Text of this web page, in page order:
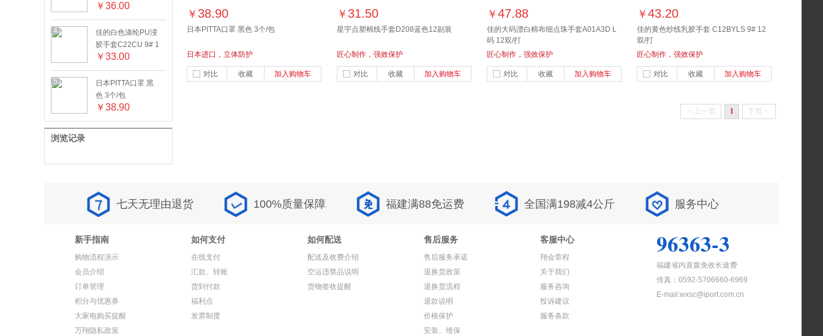
￥36.00
4
佳的白色涤纶PU浸
胶手套C22CU 9# 1
2双/打
￥33.00
5
日本PITTA口罩 黑
色 3个/包
￥38.90
浏览记录
￥ 38.90
日本PITTA口罩 黑色 3个/包
日本进口，立体防护
对比 收藏 加入购物车
￥ 31.50
星宇点塑棉线手套D208蓝色12副装
匠心制作，强效保护
对比 收藏 加入购物车
￥ 47.88
佳的大码漂白棉布细点珠手套A01A3D L
码 12双/打
匠心制作，强效保护
对比 收藏 加入购物车
￥ 43.20
佳的黄色纱线乳胶手套 C12BYLS 9# 12
双/打
匠心制作，强效保护
对比 收藏 加入购物车
< 上一页 1 下页 >
七天无理由退货 100%质量保障 福建满88免运费 全国满198减4公斤 服务中心
新手指南
购物流程演示
会员介绍
订单管理
积分与优惠券
大家电购买提醒
万翔隐私政策
如何支付
在线支付
汇款、转账
货到付款
福利点
发票制度
如何配送
配送及收费介绍
空运违禁品说明
货物签收提醒
售后服务
售后服务承诺
退换货政策
退换货流程
退款说明
价格保护
安装、维保
客服中心
翔会章程
关于我们
服务咨询
投诉建议
服务条款
96363-3
福建省内直拨免收长途费
传真：0592-5706660-6969
E-mail:wxsc@iport.com.cn